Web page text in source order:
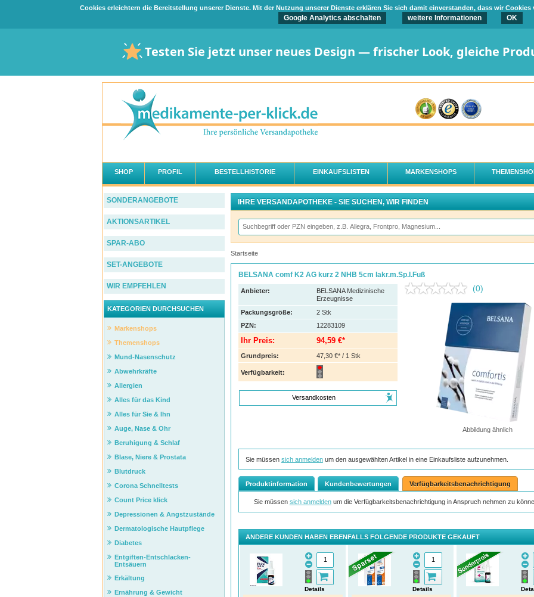
Cookies erleichtern die Bereitstellung unserer Dienste. Mit der Nutzung unserer Dienste erklären Sie sich damit einverstanden, dass wir
Google Analytics abschalten weitere Informationen OK
Testen Sie jetzt unser neues Design — frischer Look, gleiche
SHOP PROFIL BESTELLHISTORIE EINKAUFSLISTEN MARKENSHOPS
IHRE VERSANDAPOTHEKE - SIE SUCHEN, WIR FINDEN
Startseite
BELSANA comf K2 AG kurz 2 NHB 5cm lakr.m.Sp.l.Fuß
(0)
Abbildung ähnlich
Anbieter:
BELSANA Medizinische
Erzeugnisse
Packungsgröße:
2 Stk
PZN : 12283109
Ihr Preis: 94,59 €*
Grundpreis: 47,30 €* / 1 Stk
Verfügbarkeit:
Versandkosten
Sie müssen sich anmeldenum den ausgewählten Artikel in eine Einkaufsliste aufzunehmen.
Produktinformation Kundenbewertungen Verfügbarkeitsbenachrichtigung
Sie müssen sich anmeldenum die Verfügbarkeitsbenachrichtigung in Anspruch nehmen zu
ANDERE KUNDEN HABEN EBENFALLS FOLGENDE PRODUKTE GEKAUFT
Details Details
SONDERANGEBOTE
AKTIONSARTIKEL
SPAR-ABO
SET-ANGEBOTE
WIR EMPFEHLEN
KATEGORIEN DURCHSUCHEN
Markenshops
Themenshops
Mund-Nasenschutz
Abwehrkräfte
Allergien
Alles für das Kind
Alles für Sie & Ihn
Auge, Nase & Ohr
Beruhigung & Schlaf
Blase, Niere & Prostata
Blutdruck
Corona Schnelltests
Count Price klick
Depressionen & Angstzustände
Dermatologische Hautpflege
Diabetes
Entgiften-Entschlacken-
Entsäuern
Erkältung
Ernährung & Gewicht